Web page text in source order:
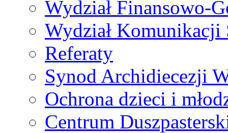
Wydział Finansowo-
Wydział Komunikacji
Referaty
Synod Archidiecezji
Ochrona dzieci i
Centrum